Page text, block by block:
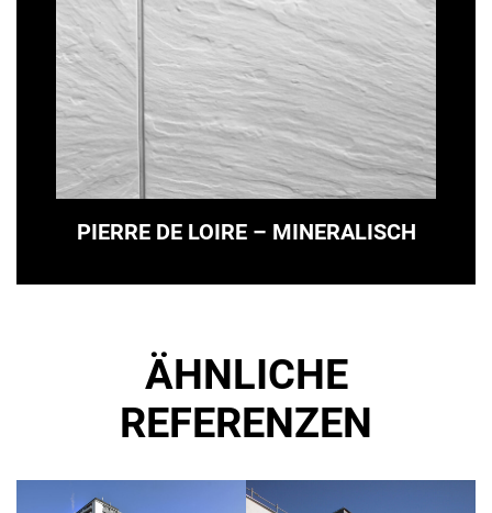
PIERRE DE LOIRE – MINERALISCH
ÄHNLICHE
REFERENZEN